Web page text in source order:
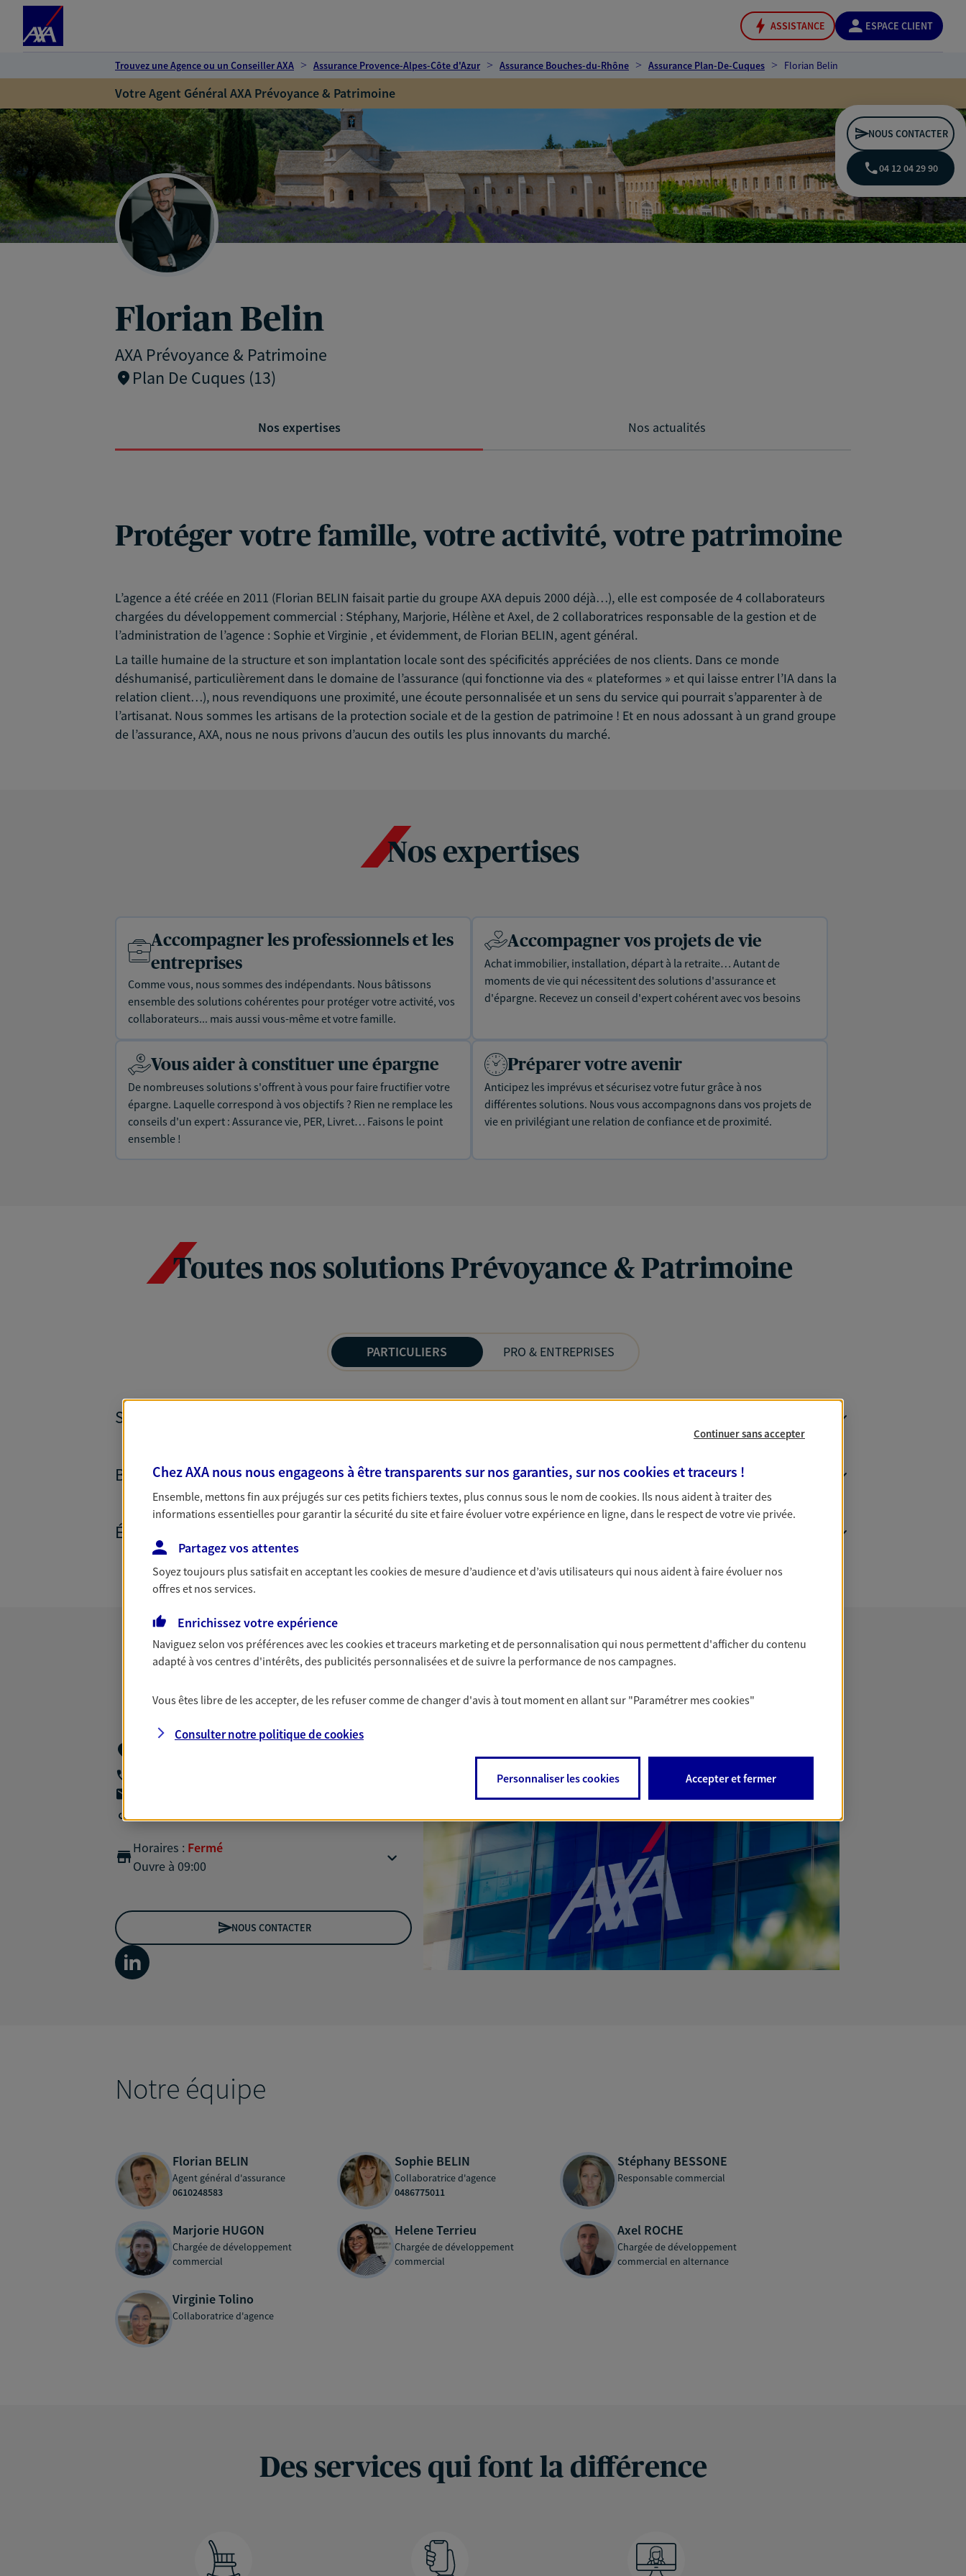
ASSISTANCE ESPACE CLIENT
Trouvez une Agence ou un Conseiller AXA Assurance Provence-Alpes-Côte d'Azur Assurance Bouches-du-Rhône Assurance Plan-De-Cuques Florian Belin
Votre Agent Général AXA Prévoyance & Patrimoine
Florian Belin
AXA Prévoyance & Patrimoine
Plan De Cuques (13)
NOUS CONTACTER
04 12 04 29 90
Nos expertises Nos actualités
Protéger votre famille, votre activité, votre patrimoine
L’agence a été créée en 2011 (Florian BELIN faisait partie du groupe AXA depuis 2000 déjà…), elle est composée de 4 collaborateurs
chargées du développement commercial : Stéphany, Marjorie, Hélène et Axel, de 2 collaboratrices responsable de la gestion et de
l’administration de l’agence : Sophie et Virginie , et évidemment, de Florian BELIN, agent général.
La taille humaine de la structure et son implantation locale sont des spécificités appréciées de nos clients. Dans ce monde
déshumanisé, particulièrement dans le domaine de l’assurance (qui fonctionne via des « plateformes » et qui laisse entrer l’IA dans la
relation client…), nous revendiquons une proximité, une écoute personnalisée et un sens du service qui pourrait s’apparenter à de
l’artisanat. Nous sommes les artisans de la protection sociale et de la gestion de patrimoine ! Et en nous adossant à un grand groupe
de l’assurance, AXA, nous ne nous privons d’aucun des outils les plus innovants du marché.
Nos expertises
Accompagner les professionnels et les
entreprises
Comme vous, nous sommes des indépendants. Nous bâtissons
ensemble des solutions cohérentes pour protéger votre activité, vos
collaborateurs... mais aussi vous-même et votre famille.
Accompagner vos projets de vie
Achat immobilier, installation, départ à la retraite… Autant de
moments de vie qui nécessitent des solutions d'assurance et
d'épargne. Recevez un conseil d'expert cohérent avec vos besoins
Vous aider à constituer une épargne
De nombreuses solutions s'offrent à vous pour faire fructifier votre
épargne. Laquelle correspond à vos objectifs ? Rien ne remplace les
conseils d'un expert : Assurance vie, PER, Livret… Faisons le point
ensemble !
Préparer votre avenir
Anticipez les imprévus et sécurisez votre futur grâce à nos
différentes solutions. Nous vous accompagnons dans vos projets de
vie en privilégiant une relation de confiance et de proximité.
Toutes nos solutions Prévoyance & Patrimoine
PARTICULIERS PRO & ENTREPRISES
SANTÉ ET PRÉVOYANCE
BANQUE ET CRÉDITS
ÉPARGNE ET RETRAITE
Nous rencontrer
Axa Prevoyance Et Patrimoine 147 Av De La Liberation,
Horaires : Fermé
Ouvre à 09:00
NOUS CONTACTER
Notre équipe
Florian BELIN
Agent général d'assurance
0610248583
Sophie BELIN
Collaboratrice d'agence
0486775011
Stéphany BESSONE
Responsable commercial
Marjorie HUGON
Chargée de développement
commercial
Helene Terrieu
Chargée de développement
commercial
Axel ROCHE
Chargée de développement
commercial en alternance
Virginie Tolino
Collaboratrice d'agence
Des services qui font la différence
Continuer sans accepter
Chez AXA nous nous engageons à être transparents sur nos garanties, sur nos cookies et traceurs !
Ensemble, mettons fin aux préjugés sur ces petits fichiers textes, plus connus sous le nom decookies. Ils nous aident à traiter des
informations essentielles pour garantir la sécurité du site et faire évoluer votre expérience en ligne, dans le respect de votre vie privée.
Partagez vos attentes
Soyez toujours plus satisfait en acceptant lescookiesde mesure d’audience et d’avis utilisateurs qui nous aident à faire évoluer nos
offres et nos services.
Enrichissez votre expérience
Naviguez selon vos préférences avec lescookies et traceurs marketing et de personnalisation qui nous permettent d'afficher du contenu
adapté à vos centres d'intérêts, des publicités personnalisées et de suivre la performance de nos campagnes.
Vous êtes libre de les accepter, de les refuser comme de changer d'avis à tout moment en allant sur "Paramétrer mescookies"
Consulter notre politique decookies
Personnaliser les cookies Accepter et fermer